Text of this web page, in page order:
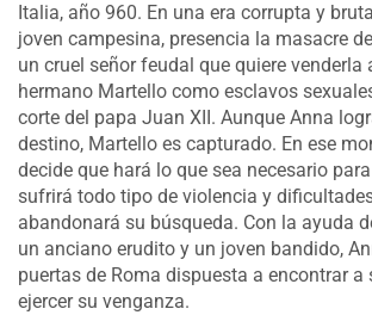
Italia, año 960. En una era corrupta y
joven campesina, presencia la masacre
un cruel señor feudal que quiere venderla
hermano Martello como esclavos
corte del papa Juan XII. Aunque Anna
destino, Martello es capturado. En ese
decide que hará lo que sea necesario
sufrirá todo tipo de violencia y
abandonará su búsqueda. Con la ayuda
un anciano erudito y un joven bandido,
puertas de Roma dispuesta a encontrar a
ejercer su venganza.